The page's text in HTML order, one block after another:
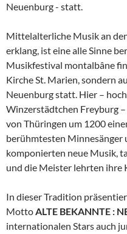
Neuenburg - statt.
Mittelalterliche Musik an
erklang, ist eine alle Sinne
Musikfestival montalbâne
Kirche St. Marien, sondern
Neuenburg statt. Hier –
Winzerstädtchen Freyburg
von Thüringen um 1200
berühmtesten Minnesänger
komponierten neue Musik,
und die Meister lehrten ihre
In dieser Tradition
MottoALTE BEKANNTE :
internationalen Stars auch